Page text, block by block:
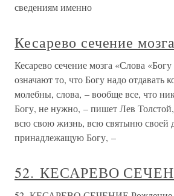
сведениям именно
Кесарево сечение мозга
Кесарево сечение мозга «Слова
означают то, что Богу надо отдавать
молебны, слова, – вообще все, что
Богу, не нужно, – пишет Лев Толстой,
всю свою жизнь, всю святыню своей
принадлежащую Богу, –
52. КЕСАРЕВО